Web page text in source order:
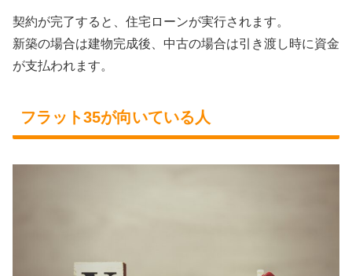
契約が完了すると、住宅ローンが実行されます。
新築の場合は建物完成後、中古の場合は引き渡し時に資金
が支払われます。
フラット35が向いている人